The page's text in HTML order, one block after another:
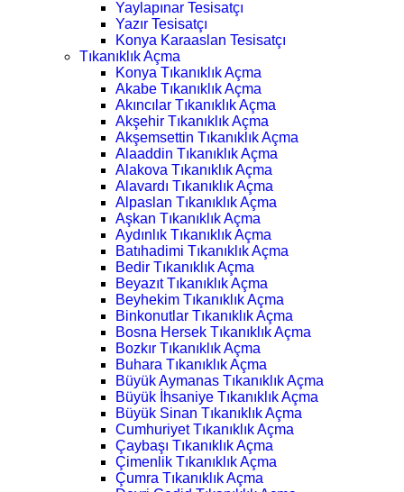
Yaylapınar Tesisatçı
Yazır Tesisatçı
Konya Karaaslan Tesisatçı
Tıkanıklık Açma
Konya Tıkanıklık Açma
Akabe Tıkanıklık Açma
Akıncılar Tıkanıklık Açma
Akşehir Tıkanıklık Açma
Akşemsettin Tıkanıklık Açma
Alaaddin Tıkanıklık Açma
Alakova Tıkanıklık Açma
Alavardı Tıkanıklık Açma
Alpaslan Tıkanıklık Açma
Aşkan Tıkanıklık Açma
Aydınlık Tıkanıklık Açma
Batıhadimi Tıkanıklık Açma
Bedir Tıkanıklık Açma
Beyazıt Tıkanıklık Açma
Beyhekim Tıkanıklık Açma
Binkonutlar Tıkanıklık Açma
Bosna Hersek Tıkanıklık Açma
Bozkır Tıkanıklık Açma
Buhara Tıkanıklık Açma
Büyük Aymanas Tıkanıklık Açma
Büyük İhsaniye Tıkanıklık Açma
Büyük Sinan Tıkanıklık Açma
Cumhuriyet Tıkanıklık Açma
Çaybaşı Tıkanıklık Açma
Çimenlik Tıkanıklık Açma
Çumra Tıkanıklık Açma